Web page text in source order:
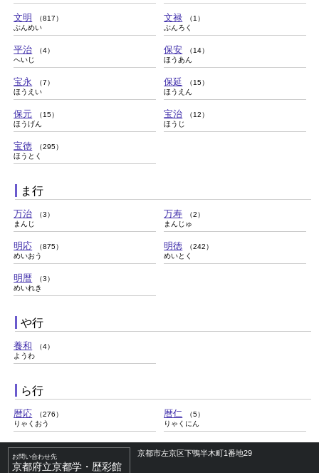
文明
（817）
ぶんめい
文禄
（1）
ぶんろく
平治
（4）
へいじ
保安
（14）
ほうあん
宝永
（7）
ほうえい
保延
（15）
ほうえん
保元
（15）
ほうげん
宝治
（12）
ほうじ
宝徳
（295）
ほうとく
ま行
万治
（3）
まんじ
万寿
（2）
まんじゅ
明応
（875）
めいおう
明徳
（242）
めいとく
明暦
（3）
めいれき
や行
養和
（4）
ようわ
ら行
暦応
（276）
りゃくおう
暦仁
（5）
りゃくにん
お問い合わせ先
京都府立京都学・歴彩館
京都市左京区下鴨半木町1番地29